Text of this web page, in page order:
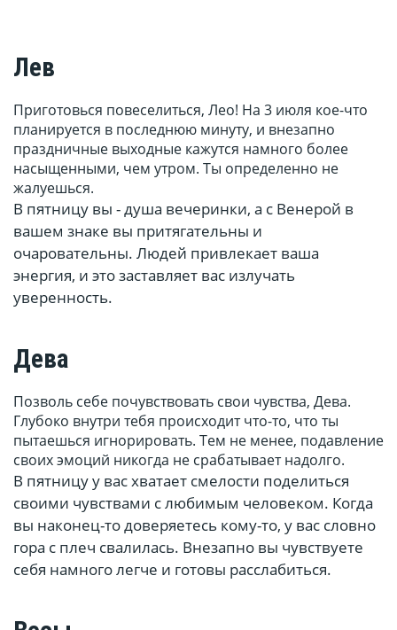
Лев
Приготовься повеселиться, Лео! На 3 июля кое-что
планируется в последнюю минуту, и внезапно
праздничные выходные кажутся намного более
насыщенными, чем утром. Ты определенно не
жалуешься.
В пятницу вы - душа вечеринки, а с Венерой в
вашем знаке вы притягательны и
очаровательны. Людей привлекает ваша
энергия, и это заставляет вас излучать
уверенность.
Дева
Позволь себе почувствовать свои чувства, Дева.
Глубоко внутри тебя происходит что-то, что ты
пытаешься игнорировать. Тем не менее, подавление
своих эмоций никогда не срабатывает надолго.
В пятницу у вас хватает смелости поделиться
своими чувствами с любимым человеком. Когда
вы наконец-то доверяетесь кому-то, у вас словно
гора с плеч свалилась. Внезапно вы чувствуете
себя намного легче и готовы расслабиться.